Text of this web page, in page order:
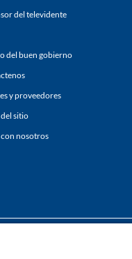
del televidente
del buen gobierno
y proveedores
sitio
con nosotros
sin autorización escrita de su